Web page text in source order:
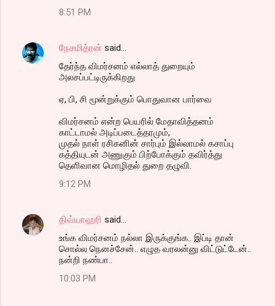
8:51 PM
நேசமித்ரன் said…
தேர்ந்த விமர்சனம் எல்லாத் துறையும்
அலசப்பட்டிருக்கிறது
ஏ, பி, சி மூன்றுக்கும் பொதுவான பார்வை
விமர்சனம் என்ற பெயரில் மேதாவித்தனம்
காட்டாமல் அடிப்படைத்தரமும்,
முதல் நாள் ரசிகனின் சார்பும் இல்லாமல் கசாப்பு
கத்தியுடன் அணுகும் பிற்போக்கும் தவிர்த்து
தெளிவான மொழிதல் துறை தழுவி.
9:12 PM
திவ்யாஹரி said…
உங்க விமர்சனம் நல்லா இருக்குங்க.. இப்டி தான்
சொல்ல நெனச்சேன்.. எழுத வரலன்னு விட்டுட்டேன்..
நன்றி நண்பா..
10:03 PM